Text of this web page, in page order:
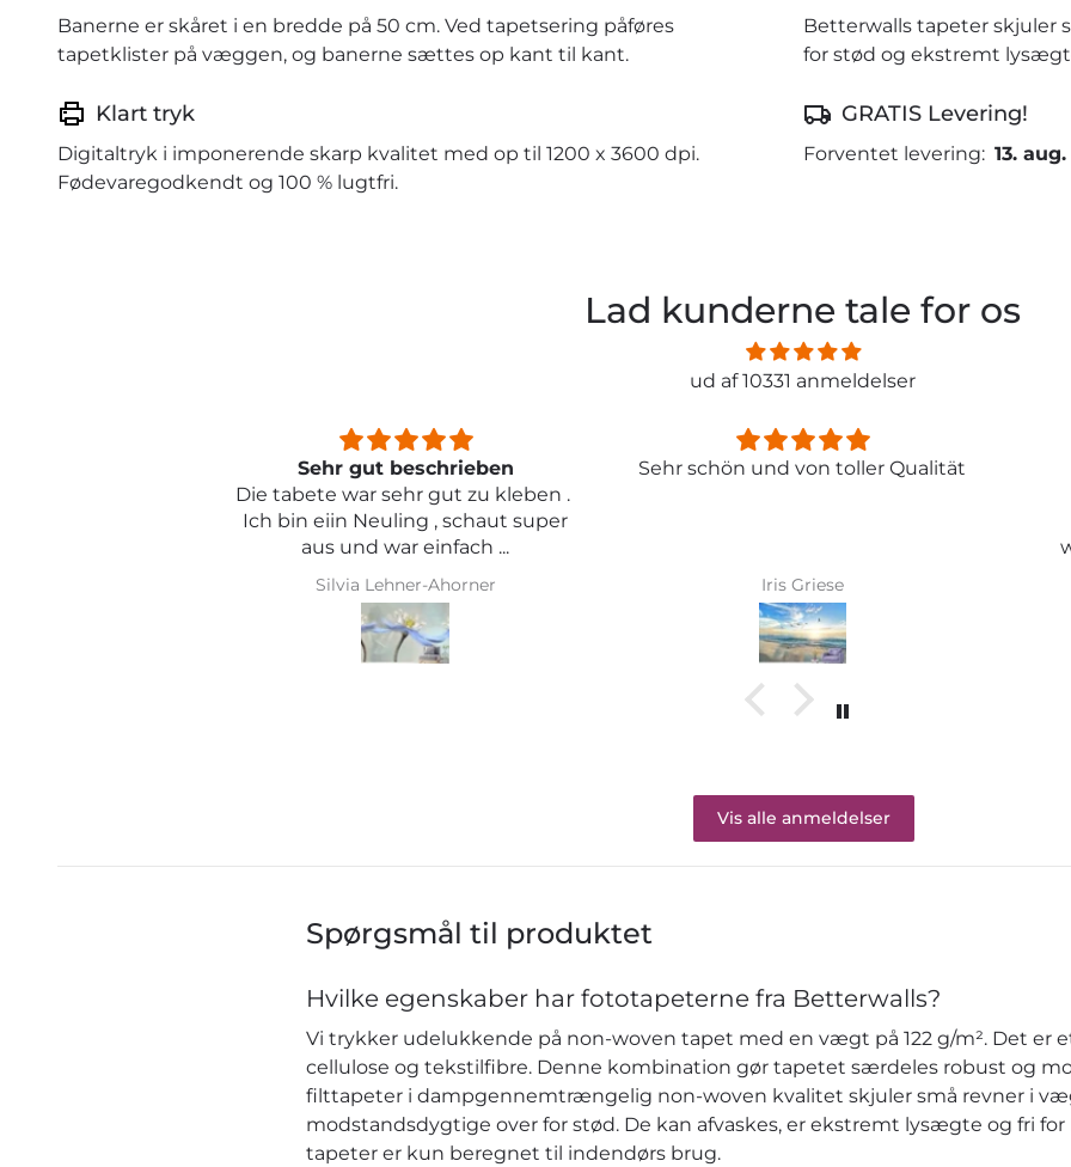
Banerne er skåret i en bredde på 50 cm. Ved tapetsering påføres
tapetklister på væggen, og banerne sættes op kant til kant.
Betterwalls tapeter skjuler
for stød og ekstremt
Klart tryk
Digitaltryk i imponerende skarp kvalitet med op til 1200 x 3600 dpi.
Fødevaregodkendt og 100 % lugtfri.
GRATIS Levering!
Forventet levering: 13. aug.
Lad kunderne tale for os
ud af 10331 anmeldelser
Sehr schön und von toller Qualität
Iris Griese
Entspricht genau meiner
Qualität .
Karin Bader
Vis alle anmeldelser
Spørgsmål til produktet
Hvilke egenskaber har fototapeterne fra Betterwalls?
Vi trykker udelukkende på non-woven tapet med en vægt på 122 g/m². Det er
cellulose og tekstilfibre. Denne kombination gør tapetet særdeles robust og
filttapeter i dampgennemtrængelig non-woven kvalitet skjuler små revner i
modstandsdygtige over for stød. De kan afvaskes, er ekstremt lysægte og fri for
tapeter er kun beregnet til indendørs brug.